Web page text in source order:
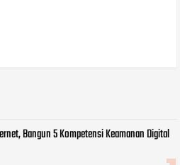
Bangun 5 Kompetensi Keamanan Digital